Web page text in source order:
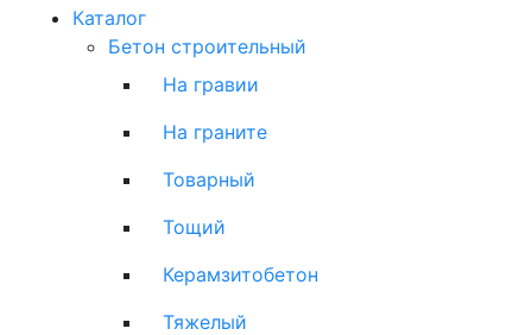
Каталог
Бетон строительный
На гравии
На граните
Товарный
Тощий
Керамзитобетон
Тяжелый